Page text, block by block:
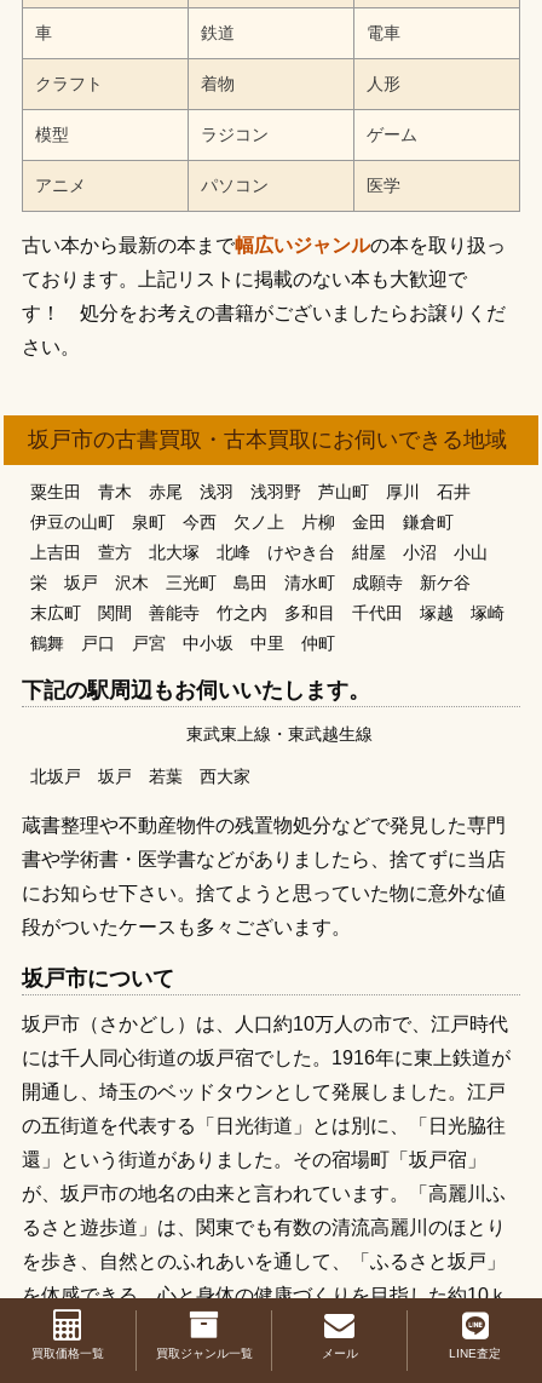
車 鉄道 電車
クラフト 着物 人形
模型 ラジコン ゲーム
アニメ パソコン 医学
古い本から最新の本まで幅広いジャンルの本を取り扱っ
ております。上記リストに掲載のない本も大歓迎で
す！ 処分をお考えの書籍がございましたらお譲りくだ
さい。
坂戸市の古書買取・古本買取にお伺いできる地域
粟生田 青木 赤尾 浅羽 浅羽野 芦山町 厚川
石井
伊豆の山町
泉町 今西 欠ノ上 片柳 金田
鎌倉町
上吉田
萱方 北大塚 北峰 けやき台 紺屋 小沼
小山
栄
坂戸 沢木 三光町 島田 清水町 成願寺
新ケ谷
末広町
関間 善能寺 竹之内 多和目 千代田 塚越
塚崎
鶴舞
戸口 戸宮 中小坂 中里 仲町
下記の駅周辺もお伺いいたします。
東武東上線 東武越生線
北坂戸 坂戸 若葉 西大家
蔵書整理や不動産物件の残置物処分などで発見した専門
書や学術書・医学書などがありましたら、捨てずに当店
にお知らせ下さい。捨てようと思っていた物に意外な値
段がついたケースも多々ございます。
坂戸市について
坂戸市（さかどし）は、人口約10万人の市で、江戸時代
には千人同心街道の坂戸宿でした。1916年に東上鉄道が
開通し、埼玉のベッドタウンとして発展しました。江戸
の五街道を代表する「日光街道」とは別に、「日光脇往
還」という街道がありました。その宿場町「坂戸宿」
が、坂戸市の地名の由来と言われています。「高麗川ふ
るさと遊歩道」は、関東でも有数の清流高麗川のほとり
を歩き、自然とのふれあいを通して、「ふるさと坂戸」
を体感できる、心と身体の健康づくりを目指した約10ｋ
ｍの遊歩道です。見どころは、ゆったりと流れる高麗川
と緑豊かな自然を中心に、「四季折々の花が土手を彩る
買取価格一覧 買取ジャンル一覧 メール LINE査定